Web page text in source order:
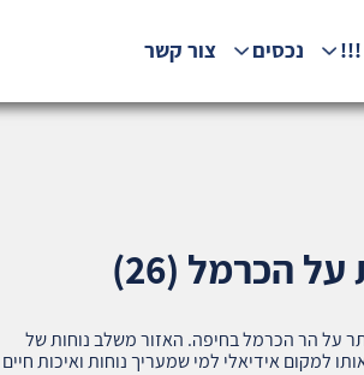
!!! נכסים צור קשר
הכרמל (26)
על הר הכרמל בחיפה. האזור משלב נוחות של
למקום אידיאלי למי שמעריך נוחות ואיכות חיים